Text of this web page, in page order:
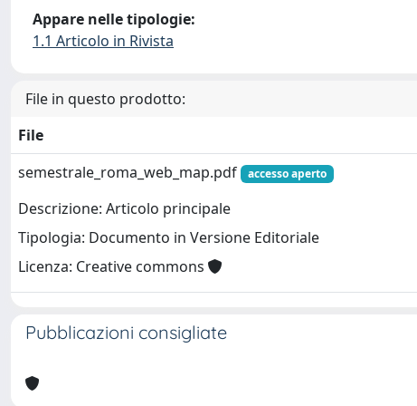
Appare nelle tipologie:
1.1 Articolo in Rivista
File in questo prodotto:
File
semestrale_roma_web_map.pdf
accesso aperto
Descrizione: Articolo principale
Tipologia: Documento in Versione Editoriale
Licenza: Creative commons
Pubblicazioni consigliate